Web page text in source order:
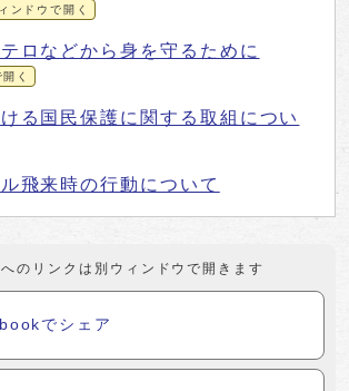
ンドウで開く
ロなどから身を守るために
く
る国民保護に関する取組につい
飛来時の行動について
のリンクは別ウィンドウで開きます
でシェア